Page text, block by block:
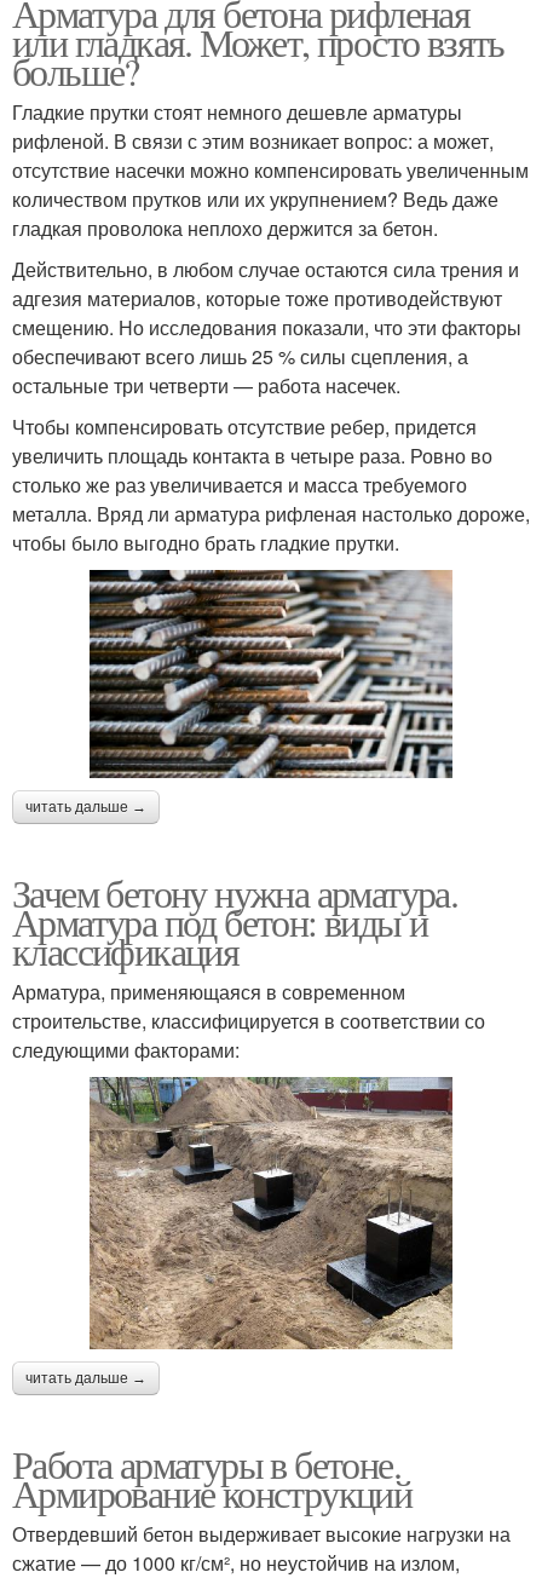
Арматура для бетона рифленая
или гладкая. Может, просто взять
больше?
Гладкие прутки стоят немного дешевле арматуры
рифленой. В связи с этим возникает вопрос: а может,
отсутствие насечки можно компенсировать увеличенным
количеством прутков или их укрупнением? Ведь даже
гладкая проволока неплохо держится за бетон.
Действительно, в любом случае остаются сила трения и
адгезия материалов, которые тоже противодействуют
смещению. Но исследования показали, что эти факторы
обеспечивают всего лишь 25 % силы сцепления, а
остальные три четверти — работа насечек.
Чтобы компенсировать отсутствие ребер, придется
увеличить площадь контакта в четыре раза. Ровно во
столько же раз увеличивается и масса требуемого
металла. Вряд ли арматура рифленая настолько дороже,
чтобы было выгодно брать гладкие прутки.
читать дальше →
Зачем бетону нужна арматура.
Арматура под бетон: виды и
классификация
Арматура, применяющаяся в современном
строительстве, классифицируется в соответствии со
следующими факторами:
читать дальше →
Работа арматуры в бетоне.
Армирование конструкций
Отвердевший бетон выдерживает высокие нагрузки на
сжатие — до 1000 кг/см², но неустойчив на излом,